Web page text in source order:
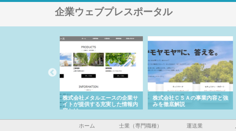
企業ウェブプレスポータル
株式会社ＣＳＡの事業内容と強
みを徹底解説
株式会社山形道路が手がける舗
装工事と土木技術の全容
ホーム 士業（専門職種） 運送業